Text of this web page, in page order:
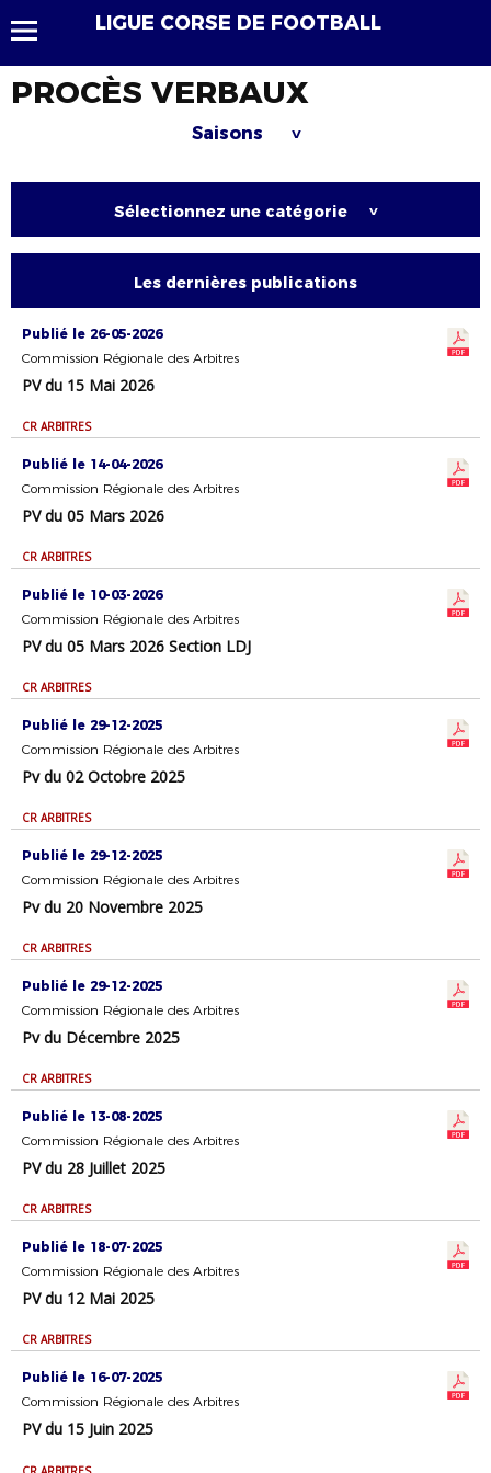
LIGUE CORSE DE FOOTBALL
PROCÈS VERBAUX
Saisons >
Sélectionnez une catégorie >
Les dernières publications
Publié le 26-05-2026
Commission Régionale des Arbitres
PV du 15 Mai 2026
CR ARBITRES
Publié le 14-04-2026
Commission Régionale des Arbitres
PV du 05 Mars 2026
CR ARBITRES
Publié le 10-03-2026
Commission Régionale des Arbitres
PV du 05 Mars 2026 Section LDJ
CR ARBITRES
Publié le 29-12-2025
Commission Régionale des Arbitres
Pv du 02 Octobre 2025
CR ARBITRES
Publié le 29-12-2025
Commission Régionale des Arbitres
Pv du 20 Novembre 2025
CR ARBITRES
Publié le 29-12-2025
Commission Régionale des Arbitres
Pv du Décembre 2025
CR ARBITRES
Publié le 13-08-2025
Commission Régionale des Arbitres
PV du 28 Juillet 2025
CR ARBITRES
Publié le 18-07-2025
Commission Régionale des Arbitres
PV du 12 Mai 2025
CR ARBITRES
Publié le 16-07-2025
Commission Régionale des Arbitres
PV du 15 Juin 2025